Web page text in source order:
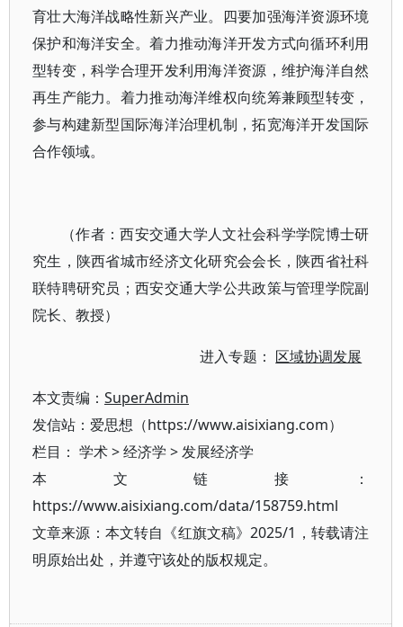
育壮大海洋战略性新兴产业。四要加强海洋资源环境
保护和海洋安全。着力推动海洋开发方式向循环利用
型转变，科学合理开发利用海洋资源，维护海洋自然
再生产能力。着力推动海洋维权向统筹兼顾型转变，
参与构建新型国际海洋治理机制，拓宽海洋开发国际
合作领域。
（作者：西安交通大学人文社会科学学院博士研
究生，陕西省城市经济文化研究会会长，陕西省社科
联特聘研究员；西安交通大学公共政策与管理学院副
院长、教授）
进入专题： 区域协调发展
本文责编： SuperAdmin
发信站：爱思想（https://www.aisixiang.com）
栏目： 学术>经济学 >发展经济学
本文链接：
https://www.aisixiang.com/data/158759.html
文章来源：本文转自《红旗文稿》2025/1，转载请注
明原始出处，并遵守该处的版权规定。